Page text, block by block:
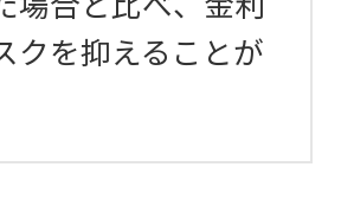
クを抑えることが